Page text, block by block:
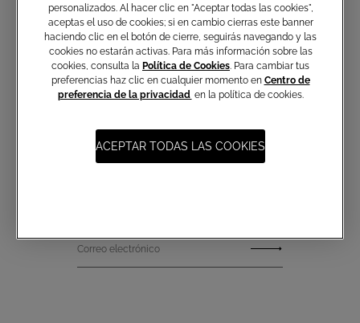
€ 150,00 € 150,00
Correo electrónico
personalizados. Al hacer clic en "Aceptar todas las cookies",
aceptas el uso de cookies; si en cambio cierras este banner
haciendo clic en el botón de cierre, seguirás navegando y las
cookies no estarán activas. Para más información sobre las
cookies, consulta la Política de Cookies . Para cambiar tus
preferencias haz clic en cualquier momento en Centro de
preferencia de la privacidad en la política de cookies.
ACEPTAR TODAS LAS COOKIES